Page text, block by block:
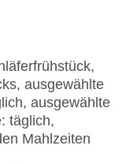
ausgewählte
ausgewählte
täglich,
Mahlzeiten